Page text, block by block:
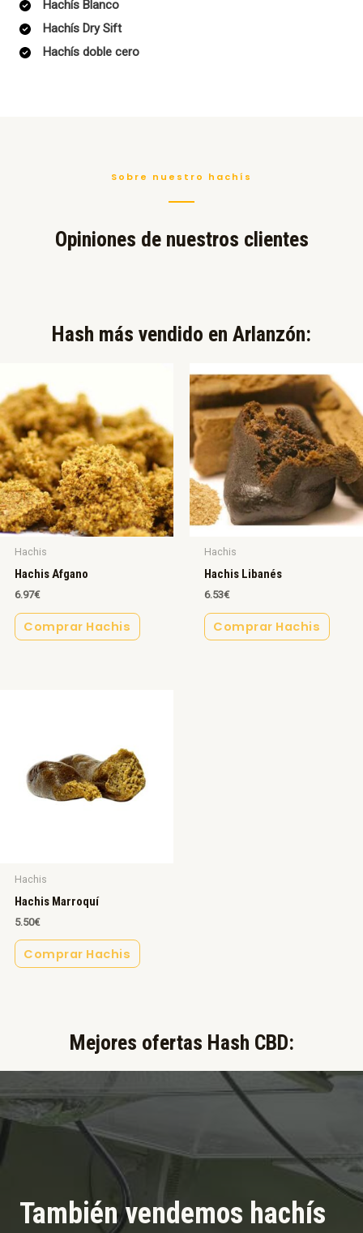
Hachís Blanco
Hachís Dry Sift
Hachís doble cero
Sobre nuestro hachís
Opiniones de nuestros clientes
Hash más vendido en Arlanzón:​
Hachis
Hachis Afgano
6.97€
Comprar Hachis
Hachis
Hachis Libanés
6.53€
Comprar Hachis
Hachis
Hachis Marroquí
5.50€
Comprar Hachis
Mejores ofertas Hash CBD:​
También vendemos hachís